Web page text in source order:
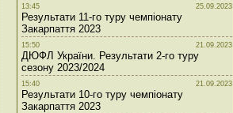
13:45 25.09.2023
Результати 11-го туру чемпіонату
Закарпаття 2023
15:50 21.09.2023
ДЮФЛ України. Результати 2-го туру
сезону 2023/2024
15:40 21.09.2023
Результати 10-го туру чемпіонату
Закарпаття 2023